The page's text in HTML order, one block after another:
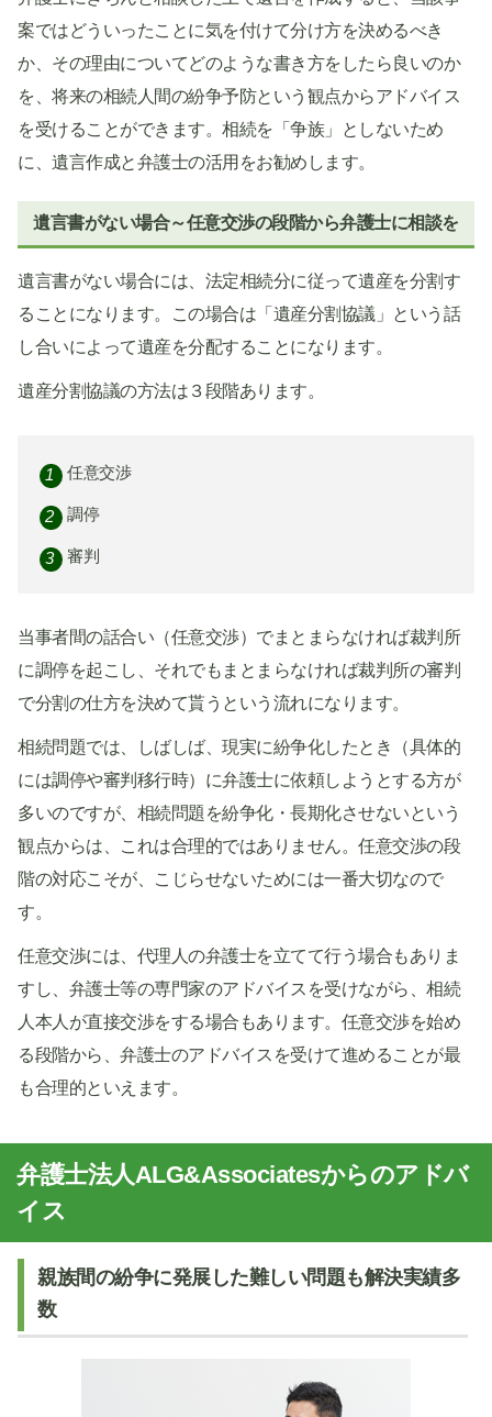
案ではどういったことに気を付けて分け方を決めるべき
か、その理由についてどのような書き方をしたら良いのか
を、将来の相続人間の紛争予防という観点からアドバイス
を受けることができます。相続を「争族」としないため
に、遺言作成と弁護士の活用をお勧めします。
遺言書がない場合～任意交渉の段階から弁護士に相談を
遺言書がない場合には、法定相続分に従って遺産を分割す
ることになります。この場合は「遺産分割協議」という話
し合いによって遺産を分配することになります。
遺産分割協議の方法は３段階あります。
任意交渉
調停
審判
当事者間の話合い（任意交渉）でまとまらなければ裁判所
に調停を起こし、それでもまとまらなければ裁判所の審判
で分割の仕方を決めて貰うという流れになります。
相続問題では、しばしば、現実に紛争化したとき（具体的
には調停や審判移行時）に弁護士に依頼しようとする方が
多いのですが、相続問題を紛争化・長期化させないという
観点からは、これは合理的ではありません。任意交渉の段
階の対応こそが、こじらせないためには一番大切なので
す。
任意交渉には、代理人の弁護士を立てて行う場合もありま
すし、弁護士等の専門家のアドバイスを受けながら、相続
人本人が直接交渉をする場合もあります。任意交渉を始め
る段階から、弁護士のアドバイスを受けて進めることが最
も合理的といえます。
弁護士法人ALG&Associatesからのアドバ
イス
親族間の紛争に発展した難しい問題も解決実績多
数